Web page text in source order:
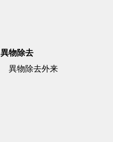
異物除去
異物除去外来